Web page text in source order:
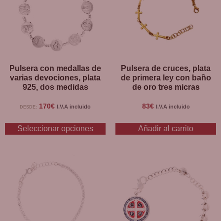
Disponible en BCB, tienda religiosa en Barcelona.
Pulsera con medallas de
varias devociones, plata
925, dos medidas
DESDE: 170€ I.V.A incluido
Seleccionar opciones
Pulsera de cruces, plata
de primera ley con baño
de oro tres micras
83€ I.V.A incluido
Añadir al carrito